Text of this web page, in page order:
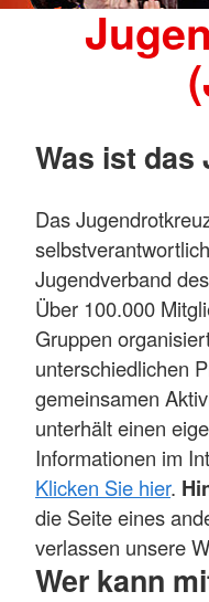
Was ist das
Das
Jugendverband
Über 100.000
Gruppen
unterschiedlichen
gemeinsamen
unterhält einen
Informationen im
Klicken Sie hier.
die Seite eines
verlassen unsere
Wer kann